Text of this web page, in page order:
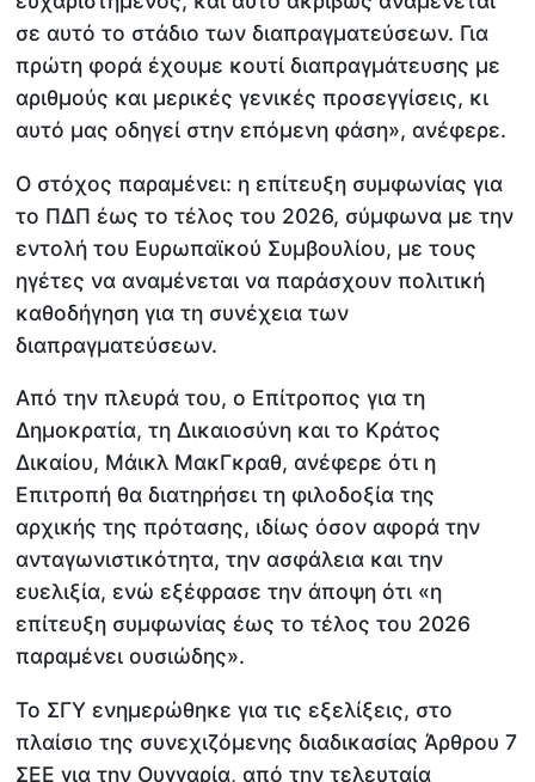
σε αυτό το στάδιο των διαπραγματεύσεων. Για
πρώτη φορά έχουμε κουτί διαπραγμάτευσης με
αριθμούς και μερικές γενικές προσεγγίσεις, κι
αυτό μας οδηγεί στην επόμενη φάση», ανέφερε.
Ο στόχος παραμένει: η επίτευξη συμφωνίας για
το ΠΔΠ έως το τέλος του 2026, σύμφωνα με την
εντολή του Ευρωπαϊκού Συμβουλίου, με τους
ηγέτες να αναμένεται να παράσχουν πολιτική
καθοδήγηση για τη συνέχεια των
διαπραγματεύσεων.
Από την πλευρά του, ο Επίτροπος για τη
Δημοκρατία, τη Δικαιοσύνη και το Κράτος
Δικαίου, Μάικλ ΜακΓκραθ, ανέφερε ότι η
Επιτροπή θα διατηρήσει τη φιλοδοξία της
αρχικής της πρότασης, ιδίως όσον αφορά την
ανταγωνιστικότητα, την ασφάλεια και την
ευελιξία, ενώ εξέφρασε την άποψη ότι «η
επίτευξη συμφωνίας έως το τέλος του 2026
παραμένει ουσιώδης».
Το ΣΓΥ ενημερώθηκε για τις εξελίξεις, στο
πλαίσιο της συνεχιζόμενης διαδικασίας Άρθρου 7
ΣΕΕ για την Ουγγαρία, από την τελευταία